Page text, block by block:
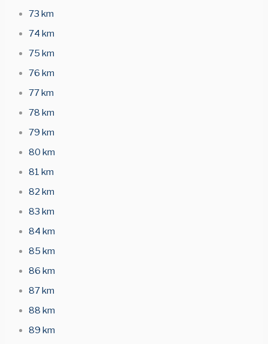
73 km
74 km
75 km
76 km
77 km
78 km
79 km
80 km
81 km
82 km
83 km
84 km
85 km
86 km
87 km
88 km
89 km